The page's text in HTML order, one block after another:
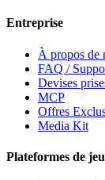
Entreprise
À propos de
FAQ /
Devises
MCP
Offres
Media Kit
Plateformes de jeu